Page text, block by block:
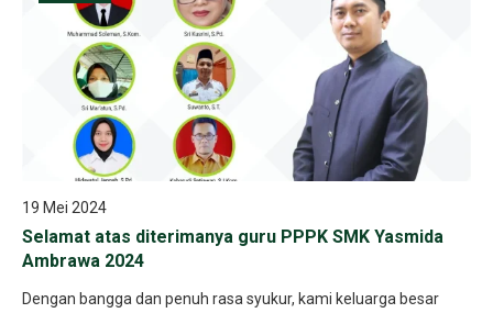
19 Mei 2024
Selamat atas diterimanya guru PPPK SMK Yasmida
Ambrawa 2024
Dengan bangga dan penuh rasa syukur, kami keluarga besar